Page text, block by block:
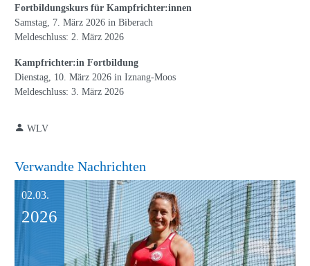
Fortbildungskurs für Kampfrichter:innen
Samstag, 7. März 2026 in Biberach
Meldeschluss: 2. März 2026
Kampfrichter:in Fortbildung
Dienstag, 10. März 2026 in Iznang-Moos
Meldeschluss: 3. März 2026
WLV
Verwandte Nachrichten
02.03.
2026